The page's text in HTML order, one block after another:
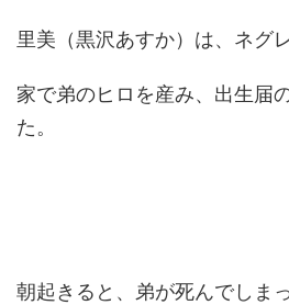
里美（黒沢あすか）は、ネグ
家で弟のヒロを産み、出生届
た。
朝起きると、弟が死んでしま